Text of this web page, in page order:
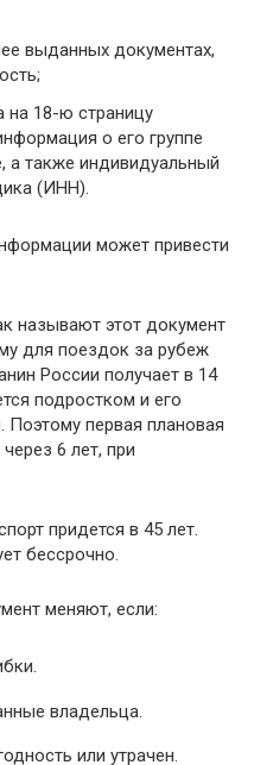
выданных документах,
на 18-ю страницу
о его группе
а также индивидуальный
(ИНН).
может привести
называют этот документ
для поездок за рубеж
России получает в 14
подростком и его
Поэтому первая плановая
6 лет, при
придется в 45 лет.
бессрочно.
меняют, если:
владельца.
или утрачен.